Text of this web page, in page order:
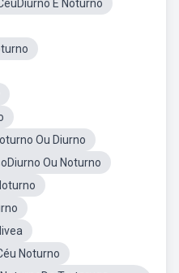
E Noturno
Ou Diurno
Ou Noturno
Noturno